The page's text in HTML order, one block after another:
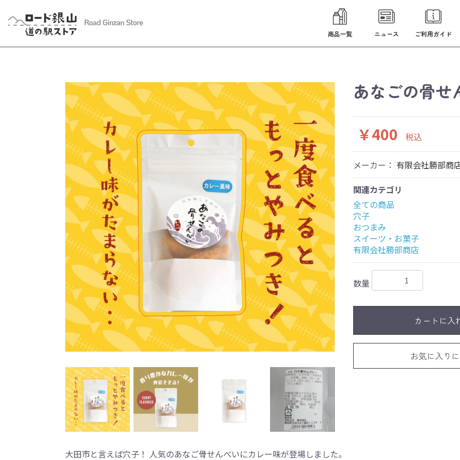
商品一覧 ニュース ご利用ガイド
あなごの骨せ
￥400 税込
メーカー： 有限会社勝部商
関連カテゴリ
全ての商品
穴子
おつまみ
スイーツ・お菓子
有限会社勝部商店
数量
カートに入
お気に入り
大田市と言えば穴子！ 人気のあなご骨せんべいにカレー味が登場しました。